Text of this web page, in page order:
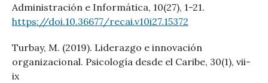
Administración e Informática, 10(27), 1-21.
https://doi.10.36677/recai.v10i27.15372
Turbay, M. (2019). Liderazgo e innovación
organizacional. Psicología desde el Caribe, 30(1), vii-
ix